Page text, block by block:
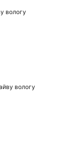
вологу
вологу